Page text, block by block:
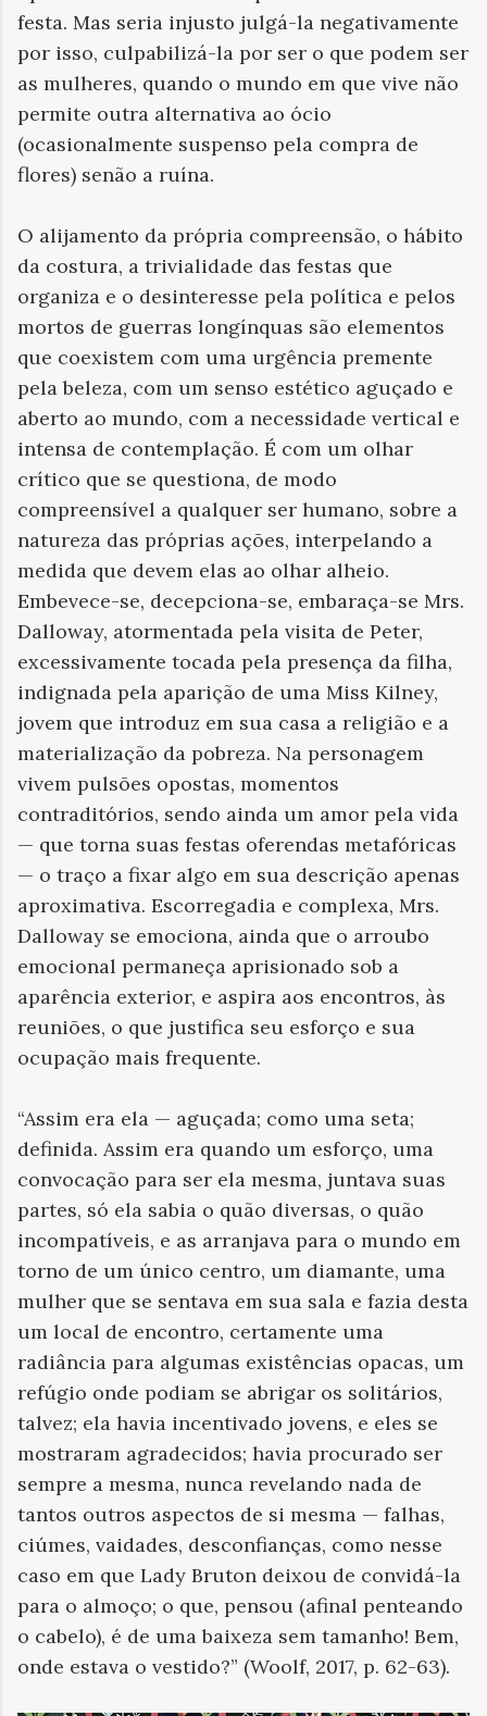
festa. Mas seria injusto julgá-la negativamente
por isso, culpabilizá-la por ser o que podem ser
as mulheres, quando o mundo em que vive não
permite outra alternativa ao ócio
(ocasionalmente suspenso pela compra de
flores) senão a ruína.
O alijamento da própria compreensão, o hábito
da costura, a trivialidade das festas que
organiza e o desinteresse pela política e pelos
mortos de guerras longínquas são elementos
que coexistem com uma urgência premente
pela beleza, com um senso estético aguçado e
aberto ao mundo, com a necessidade vertical e
intensa de contemplação. É com um olhar
crítico que se questiona, de modo
compreensível a qualquer ser humano, sobre a
natureza das próprias ações, interpelando a
medida que devem elas ao olhar alheio.
Embevece-se, decepciona-se, embaraça-se Mrs.
Dalloway, atormentada pela visita de Peter,
excessivamente tocada pela presença da filha,
indignada pela aparição de uma Miss Kilney,
jovem que introduz em sua casa a religião e a
materialização da pobreza. Na personagem
vivem pulsões opostas, momentos
contraditórios, sendo ainda um amor pela vida
— que torna suas festas oferendas metafóricas
— o traço a fixar algo em sua descrição apenas
aproximativa. Escorregadia e complexa, Mrs.
Dalloway se emociona, ainda que o arroubo
emocional permaneça aprisionado sob a
aparência exterior, e aspira aos encontros, às
reuniões, o que justifica seu esforço e sua
ocupação mais frequente.
“Assim era ela — aguçada; como uma seta;
definida. Assim era quando um esforço, uma
convocação para ser ela mesma, juntava suas
partes, só ela sabia o quão diversas, o quão
incompatíveis, e as arranjava para o mundo em
torno de um único centro, um diamante, uma
mulher que se sentava em sua sala e fazia desta
um local de encontro, certamente uma
radiância para algumas existências opacas, um
refúgio onde podiam se abrigar os solitários,
talvez; ela havia incentivado jovens, e eles se
mostraram agradecidos; havia procurado ser
sempre a mesma, nunca revelando nada de
tantos outros aspectos de si mesma — falhas,
ciúmes, vaidades, desconfianças, como nesse
caso em que Lady Bruton deixou de convidá-la
para o almoço; o que, pensou (afinal penteando
o cabelo), é de uma baixeza sem tamanho! Bem,
onde estava o vestido?” (Woolf, 2017, p. 62-63).